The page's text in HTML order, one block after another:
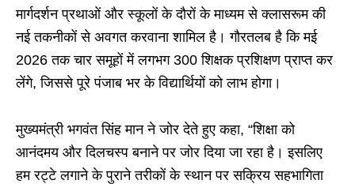
मार्गदर्शन प्रथाओं और स्कूलों के दौरों के माध्यम से क्लासरूम की
नई तकनीकों से अवगत करवाना शामिल है। गौरतलब है कि मई
2026 तक चार समूहों में लगभग 300 शिक्षक प्रशिक्षण प्राप्त कर
लेंगे, जिससे पूरे पंजाब भर के विद्यार्थियों को लाभ होगा।
मुख्यमंत्री भगवंत सिंह मान ने जोर देते हुए कहा, “शिक्षा को
आनंदमय और दिलचस्प बनाने पर जोर दिया जा रहा है। इसलिए
हम रट्टे लगाने के पुराने तरीकों के स्थान पर सक्रिय सहभागिता